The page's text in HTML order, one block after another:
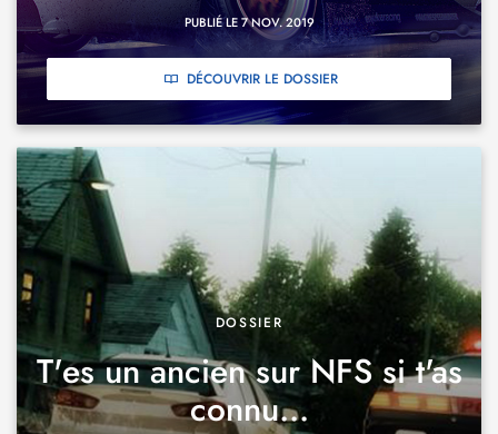
PUBLIÉ LE 7 NOV. 2019
DÉCOUVRIR LE DOSSIER
DOSSIER
T'es un ancien sur NFS si t'as
connu...